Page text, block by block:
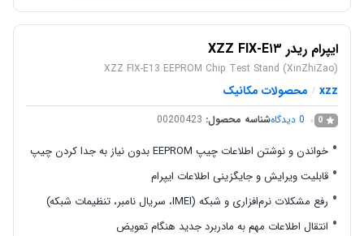
ایپرام ریدر XZZ FIX-E۱۳
XZZ FIX-E13 EEPROM Chip Test Stand (XinZhiZao)
xzz
/ محصولات مکانیک
0
0 دیدگاهشناسه محصول: 00200423
خواندن و نوشتن اطلاعات چیپ EEPROM بدون نیاز به جدا کردن چیپ
قابلیت ویرایش و جایگزینی اطلاعات ایپرام
رفع مشکلات نرم‌افزاری و شبکه (IMEI، سریال نامبر، تنظیمات شبکه)
انتقال اطلاعات مهم به مادربرد جدید هنگام تعویض